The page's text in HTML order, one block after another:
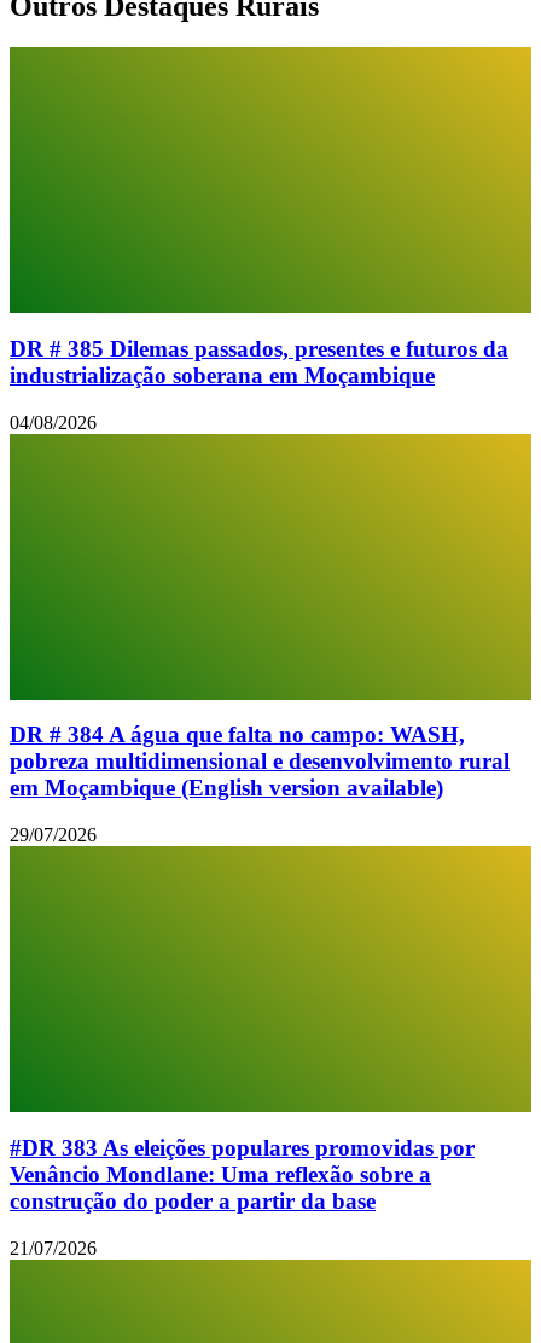
Outros Destaques Rurais
DR # 385 Dilemas passados, presentes e futuros da
industrialização soberana em Moçambique
04/08/2026
DR # 384 A água que falta no campo: WASH,
pobreza multidimensional e desenvolvimento rural
em Moçambique (English version available)
29/07/2026
#DR 383 As eleições populares promovidas por
Venâncio Mondlane: Uma reflexão sobre a
construção do poder a partir da base
21/07/2026